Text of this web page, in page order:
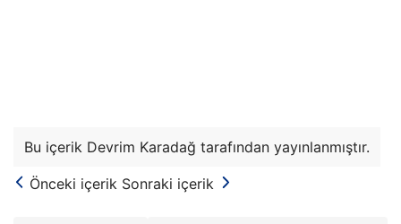
Bu içerik Devrim Karadağ tarafından yayınlanmıştır.
Önceki içerik Sonraki içerik